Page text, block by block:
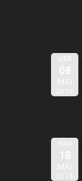
MER
08
MAI
2019
SAM
18
MAI
2019